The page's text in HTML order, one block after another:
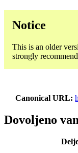
Notice
This is an older
strongly
Canonical URL
Dovoljeno